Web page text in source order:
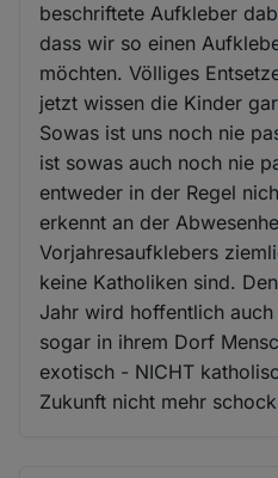
beschriftete Aufkleber
dass wir so einen
möchten. Völliges
jetzt wissen die Kinder
Sowas ist uns noch nie
ist sowas auch noch nie
entweder in der Regel
erkennt an der
Vorjahresaufklebers
keine Katholiken sind.
Jahr wird hoffentlich
sogar in ihrem Dorf
exotisch - NICHT
Zukunft nicht mehr